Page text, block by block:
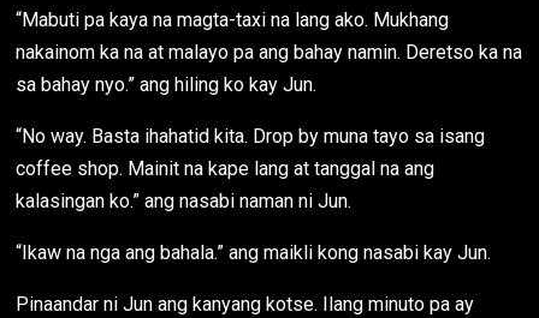
“Mabuti pa kaya na magta-taxi na lang ako. Mukhang
nakainom ka na at malayo pa ang bahay namin. Deretso ka na
sa bahay nyo.” ang hiling ko kay Jun.
“No way. Basta ihahatid kita. Drop by muna tayo sa isang
coffee shop. Mainit na kape lang at tanggal na ang
kalasingan ko.” ang nasabi naman ni Jun.
“Ikaw na nga ang bahala.” ang maikli kong nasabi kay Jun.
Pinaandar ni Jun ang kanyang kotse. Ilang minuto pa ay